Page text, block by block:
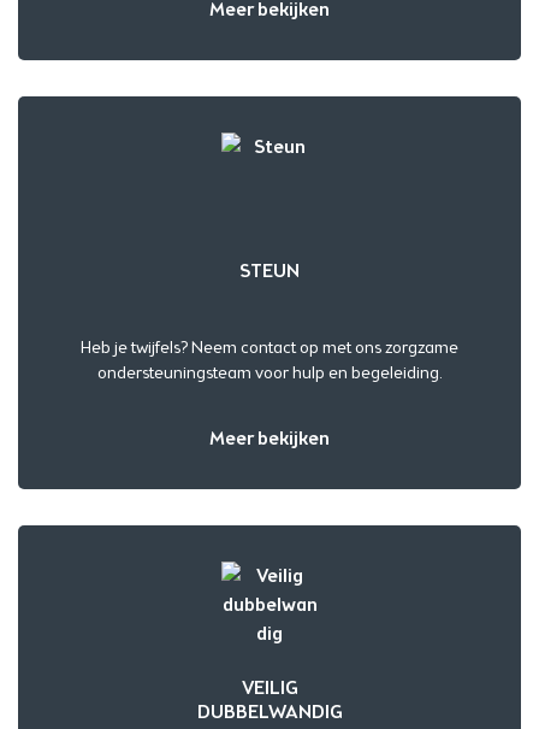
Meer bekijken
STEUN
Heb je twijfels? Neem contact op met ons zorgzame
ondersteuningsteam voor hulp en begeleiding.
Meer bekijken
VEILIG
DUBBELWANDIG